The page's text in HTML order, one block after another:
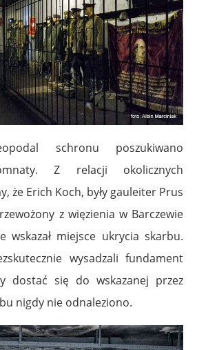
schronu poszukiwano
Z relacji okolicznych
że Erich Koch, były gauleiter Prus
z więzienia w Barczewie
wskazał miejsce ukrycia skarbu.
wysadzali fundament
dostać się do wskazanej przez
nigdy nie odnaleziono.